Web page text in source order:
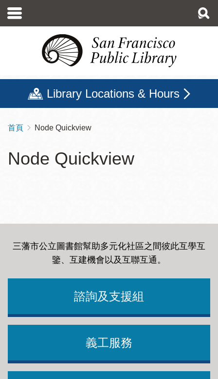
至
Library Locations & Hours
導
連
首頁 Node Quickview
Node Quickview
三藩市公立圖書館幫助多元化社區之間彼此互學互
鑒、互建機會以及互聯互通。
諮詢及支援組
義工服務